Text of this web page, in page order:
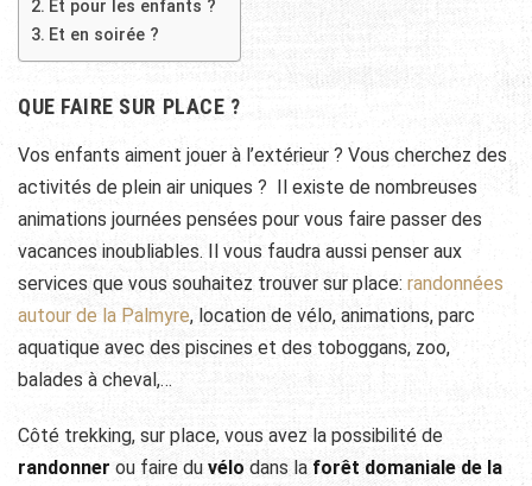
Et pour les enfants ?
Et en soirée ?
QUE FAIRE SUR PLACE ?
Vos enfants aiment jouer à l’extérieur ? Vous cherchez des
activités de plein air uniques ? Il existe de nombreuses
animations journées pensées pour vous faire passer des
vacances inoubliables. Il vous faudra aussi penser aux
services que vous souhaitez trouver sur place: randonnées
autour de la Palmyre, location de vélo, animations, parc
aquatique avec des piscines et des toboggans, zoo,
balades à cheval,…
Côté trekking, sur place, vous avez la possibilité de
randonner ou faire du vélo dans la forêt domaniale de la